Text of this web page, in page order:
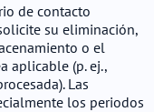
de contacto
su eliminación,
o el
aplicable (p. ej.,
Las
los periodos